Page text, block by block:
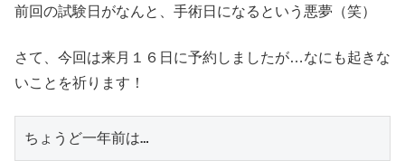
前回の試験日がなんと、手術日になるという悪夢（笑）
さて、今回は来月１６日に予約しましたが…なにも起きな
いことを祈ります！
ちょうど一年前は…